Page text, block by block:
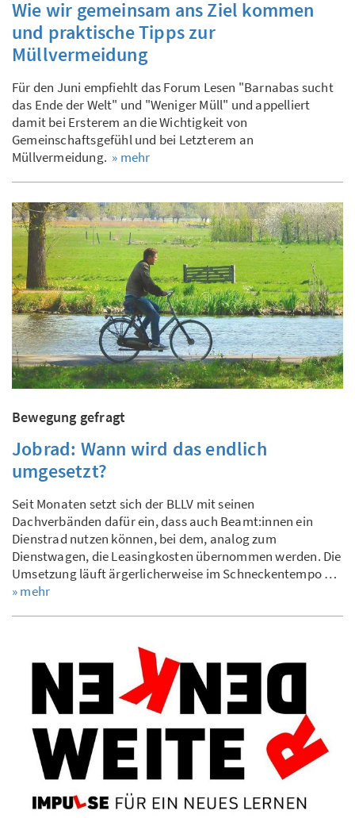
Wie wir gemeinsam ans Ziel kommen
und praktische Tipps zur
Müllvermeidung
Für den Juni empfiehlt das Forum Lesen "Barnabas sucht
das Ende der Welt" und "Weniger Müll" und appelliert
damit bei Ersterem an die Wichtigkeit von
Gemeinschaftsgefühl und bei Letzterem an
Müllvermeidung. » mehr
Bewegung gefragt
Jobrad: Wann wird das endlich
umgesetzt?
Seit Monaten setzt sich der BLLV mit seinen
Dachverbänden dafür ein, dass auch Beamt:innen ein
Dienstrad nutzen können, bei dem, analog zum
Dienstwagen, die Leasingkosten übernommen werden. Die
Umsetzung läuft ärgerlicherweise im Schneckentempo …
» mehr